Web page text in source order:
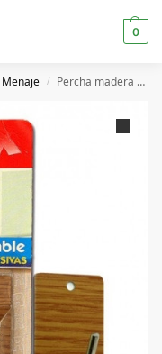
0
Menaje / Percha madera ADH.L.3 Brinox